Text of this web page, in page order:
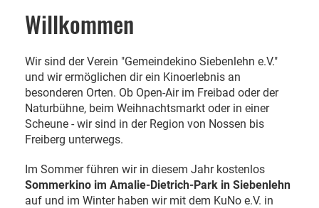
Willkommen
Wir sind der Verein "Gemeindekino Siebenlehn e.V."
und wir ermöglichen dir ein Kinoerlebnis an
besonderen Orten. Ob Open-Air im Freibad oder der
Naturbühne, beim Weihnachtsmarkt oder in einer
Scheune - wir sind in der Region von Nossen bis
Freiberg unterwegs.
Im Sommer führen wir in diesem Jahr kostenlos
Sommerkino im Amalie-Dietrich-Park in Siebenlehn
auf und im Winter haben wir mit dem KuNo e.V. in